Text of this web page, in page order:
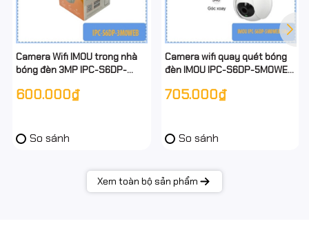
Camera Wifi IMOU trong nhà
bóng đèn 3MP IPC-S6DP-
600.000₫
So sánh
Camera wifi quay quét bóng
đèn IMOU IPC-S6DP-5M0WEB
705.000₫
So sánh
Xem toàn bộ sản phẩm